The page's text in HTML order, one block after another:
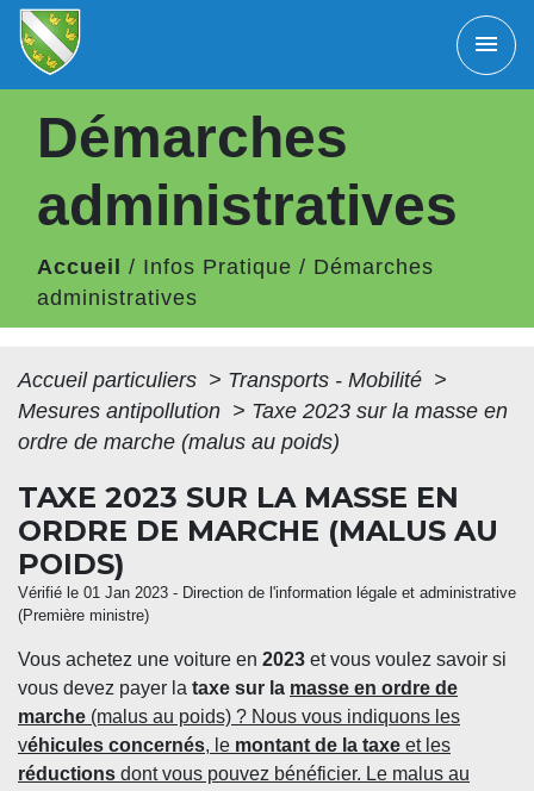
menu
Démarches
administratives
Accueil / Infos Pratique / Démarches
administratives
Accueil particuliers > Transports - Mobilité >
Mesures antipollution > Taxe 2023 sur la masse en
ordre de marche (malus au poids)
TAXE 2023 SUR LA MASSE EN
ORDRE DE MARCHE (MALUS AU
POIDS)
Vérifié le 01 Jan 2023 - Direction de l'information légale et administrative
(Première ministre)
Vous achetez une voiture en 2023 et vous voulez savoir si
vous devez payer la taxe sur la masse en ordre de
marche (malus au poids) ? Nous vous indiquons les
véhicules concernés, le montant de la taxe et les
réductions dont vous pouvez bénéficier. Le malus au